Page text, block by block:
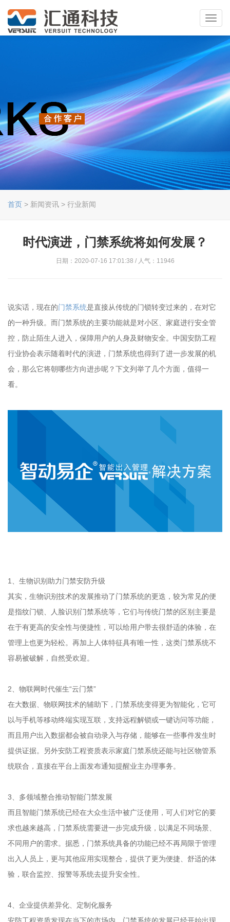
首页 > 新闻资讯 > 行业新闻
时代演进，门禁系统将如何发展？
日期：2020-07-16 17:01:38 / 人气：11946
说实话，现在的门禁系统是直接从传统的门锁转变过来的，在对它
的一种升级。而门禁系统的主要功能就是对小区、家庭进行安全管
控，防止陌生人进入，保障用户的人身及财物安全。中国安防工程
行业协会表示随着时代的演进，门禁系统也得到了进一步发展的机
会，那么它将朝哪些方向进步呢？下文列举了几个方面，值得一
看。
1、生物识别助力门禁安防升级
其实，生物识别技术的发展推动了门禁系统的更迭，较为常见的便
是指纹门锁、人脸识别门禁系统等，它们与传统门禁的区别主要是
在于有更高的安全性与便捷性，可以给用户带去很舒适的体验，在
管理上也更为轻松。再加上人体特征具有唯一性，这类门禁系统不
容易被破解，自然受欢迎。
2、物联网时代催生“云门禁”
在大数据、物联网技术的辅助下，门禁系统变得更为智能化，它可
以与手机等移动终端实现互联，支持远程解锁或一键访问等功能，
而且用户出入数据都会被自动录入与存储，能够在一些事件发生时
提供证据。另外安防工程资质表示家庭门禁系统还能与社区物管系
统联合，直接在平台上面发布通知提醒业主办理事务。
3、多领域整合推动智能门禁发展
而且智能门禁系统已经在大众生活中被广泛使用，可人们对它的要
求也越来越高，门禁系统需要进一步完成升级，以满足不同场景、
不同用户的需求。据悉，门禁系统具备的功能已经不再局限于管理
出入人员上，更与其他应用实现整合，提供了更为便捷、舒适的体
验，联合监控、报警等系统去提升安全性。
4、企业提供差异化、定制化服务
安防工程资质发现在当下的市场内，门禁系统的发展已经开始出现